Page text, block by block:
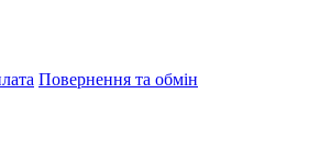
Повернення та обмін